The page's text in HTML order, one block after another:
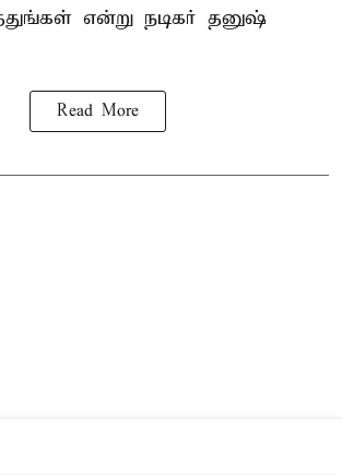
என்று நடிகர் தனுஷ்
Read More